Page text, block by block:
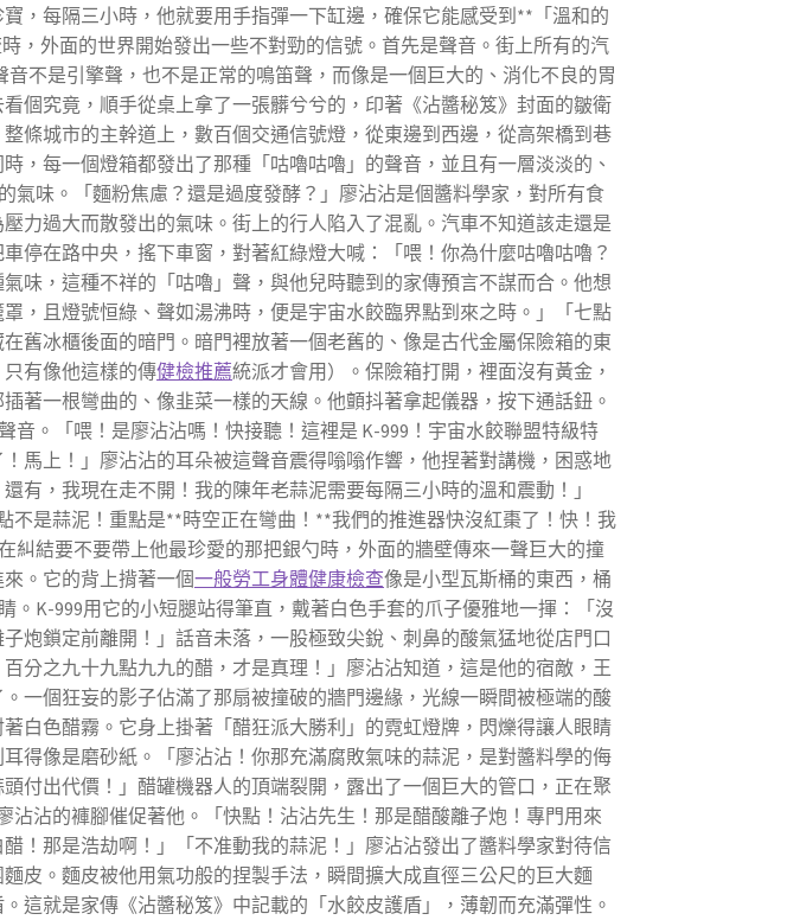
，每隔三小時，他就要用手指彈一下缸邊，確保它能感受到**「溫和的
，外面的世界開始發出一些不對勁的信號。首先是聲音。街上所有的汽
不是引擎聲，也不是正常的鳴笛聲，而像是一個巨大的、消化不良的胃
個究竟，順手從桌上拿了一張髒兮兮的，印著《沾醬秘笈》封面的皺衛
條城市的主幹道上，數百個交通信號燈，從東邊到西邊，從高架橋到巷
，每一個燈箱都發出了那種「咕嚕咕嚕」的聲音，並且有一層淡淡的、
味。「麵粉焦慮？還是過度發酵？」廖沾沾是個醬料學家，對所有食
力過大而散發出的氣味。街上的行人陷入了混亂。汽車不知道該走還是
停在路中央，搖下車窗，對著紅綠燈大喊：「喂！你為什麼咕嚕咕嚕？
味，這種不祥的「咕嚕」聲，與他兒時聽到的家傳預言不謀而合。他想
，且燈號恒綠、聲如湯沸時，便是宇宙水餃臨界點到來之時。」「七點
舊冰櫃後面的暗門。暗門裡放著一個老舊的、像是古代金屬保險箱的東
有像他這樣的傳健檢推薦統派才會用）。保險箱打開，裡面沒有黃金，
著一根彎曲的、像韭菜一樣的天線。他顫抖著拿起儀器，按下通話鈕。
。「喂！是廖沾沾嗎！快接聽！這裡是 K-999！宇宙水餃聯盟特級特
馬上！」廖沾沾的耳朵被這聲音震得嗡嗡作響，他捏著對講機，困惑地
有，我現在走不開！我的陳年老蒜泥需要每隔三小時的溫和震動！」
不是蒜泥！重點是**時空正在彎曲！**我們的推進器快沒紅棗了！快！我
結要不要帶上他最珍愛的那把銀勺時，外面的牆壁傳來一聲巨大的撞
。它的背上揹著一個一般勞工身體健康檢查像是小型瓦斯桶的東西，桶
K-999用它的小短腿站得筆直，戴著白色手套的爪子優雅地一揮：「沒
炮鎖定前離開！」話音未落，一股極致尖銳、刺鼻的酸氣猛地從店門口
分之九十九點九九的醋，才是真理！」廖沾沾知道，這是他的宿敵，王
一個狂妄的影子佔滿了那扇被撞破的牆門邊緣，光線一瞬間被極端的酸
白色醋霧。它身上掛著「醋狂派大勝利」的霓虹燈牌，閃爍得讓人眼睛
得像是磨砂紙。「廖沾沾！你那充滿腐敗氣味的蒜泥，是對醬料學的侮
付出代價！」醋罐機器人的頂端裂開，露出了一個巨大的管口，正在聚
沾沾的褲腳催促著他。「快點！沾沾先生！那是醋酸離子炮！專門用來
！那是浩劫啊！」「不准動我的蒜泥！」廖沾沾發出了醬料學家對待信
皮。麵皮被他用氣功般的捏製手法，瞬間擴大成直徑三公尺的巨大麵
這就是家傳《沾醬秘笈》中記載的「水餃皮護盾」，薄韌而充滿彈性。